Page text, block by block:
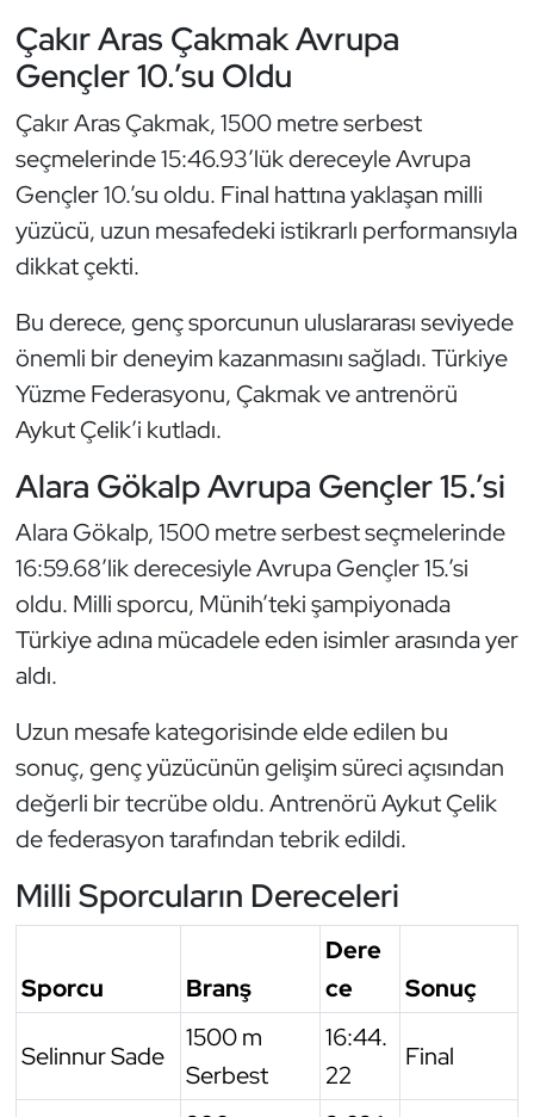
Çakır Aras Çakmak Avrupa
Gençler 10.’su Oldu
Çakır Aras Çakmak, 1500 metre serbest
seçmelerinde 15:46.93’lük dereceyle Avrupa
Gençler 10.’su oldu. Final hattına yaklaşan milli
yüzücü, uzun mesafedeki istikrarlı performansıyla
dikkat çekti.
Bu derece, genç sporcunun uluslararası seviyede
önemli bir deneyim kazanmasını sağladı. Türkiye
Yüzme Federasyonu, Çakmak ve antrenörü
Aykut Çelik’i kutladı.
Alara Gökalp Avrupa Gençler 15.’si
Alara Gökalp, 1500 metre serbest seçmelerinde
16:59.68’lik derecesiyle Avrupa Gençler 15.’si
oldu. Milli sporcu, Münih’teki şampiyonada
Türkiye adına mücadele eden isimler arasında yer
aldı.
Uzun mesafe kategorisinde elde edilen bu
sonuç, genç yüzücünün gelişim süreci açısından
değerli bir tecrübe oldu. Antrenörü Aykut Çelik
de federasyon tarafından tebrik edildi.
Milli Sporcuların Dereceleri
Sporcu Branş
Dere
ce
Sonuç
Selinnur Sade
1500 m
Serbest
16:44.
22
Final
Optimist
Oryantiring
Özel Sporcular
Paralimpik
Ragbi
Satranç
Su Topu
Sualtı Sporları
Tenis
Triatlon
Vücut Geliştirme Fitness
Wushu Kungfu
Yüzme